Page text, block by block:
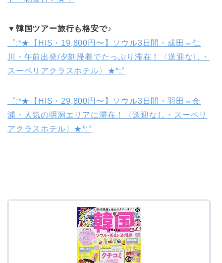
▼韓国ツアー旅行も格安で♪
゜:*★【HIS・19,800円〜】ソウル3日間・成田⇔仁
川・午前出発/夕刻帰着でたっぷり滞在！〈送迎なし・
スーペリアクラスホテル〉★*:°
゜:*★【HIS・29,800円〜】ソウル3日間・羽田⇔金
浦・人気の明洞エリアに滞在！〈送迎なし・スーペリ
アクラスホテル〉★*:°